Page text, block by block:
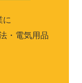
に
・電気用品